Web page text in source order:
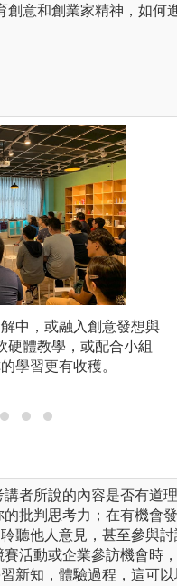
創意和創業家精神，如何
實務分析、專家
機會，拋出自己
起討論，不要只
中，或融入創意發想與
硬體教學，或配合小組
學習更有收穫。
者所說的內容是否有道
批判思考力；在有機會
聽他人意見，甚至參與
活動或企業參訪機會時
新知，體驗過程，這可